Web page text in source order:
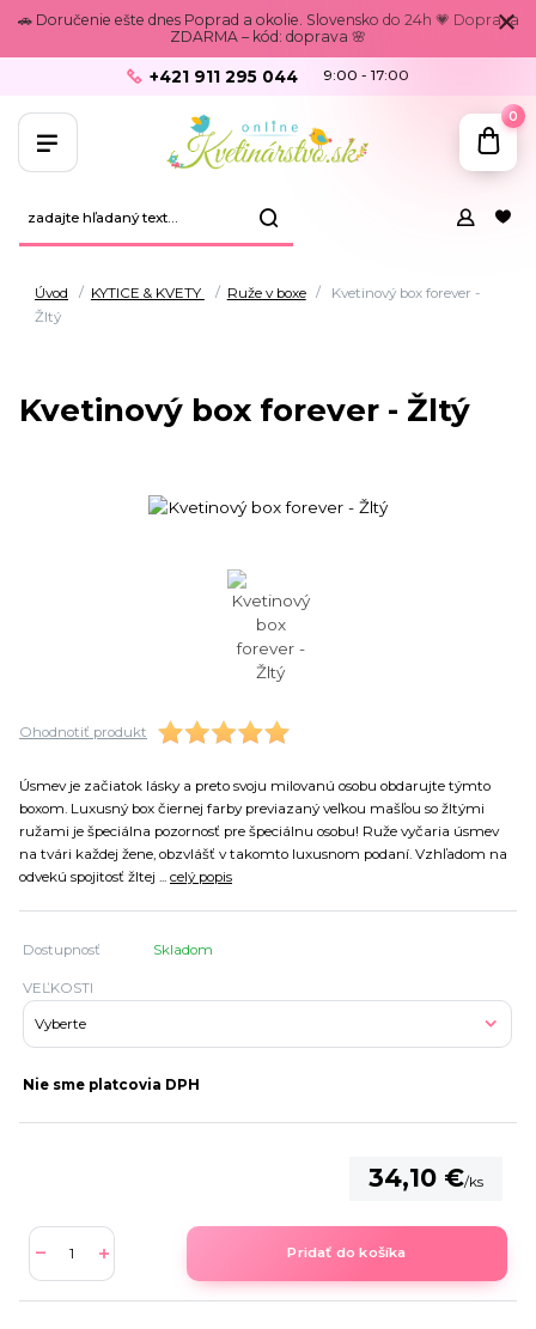
🚗 Doručenie ešte dnes Poprad a okolie. Slovensko do 24h 💗 Doprava
ZDARMA – kód: doprava 🌸
+421 911 295 044 9:00 - 17:00
0
Úvod KYTICE & KVETY Ruže v boxe
Kvetinový box forever -
Žltý
Kvetinový box forever - Žltý
Ohodnotiť produkt
Úsmev je začiatok lásky a preto svoju milovanú osobu obdarujte týmto
boxom. Luxusný box čiernej farby previazaný veľkou mašľou so žltými
ružami je špeciálna pozornosť pre špeciálnu osobu! Ruže vyčaria úsmev
na tvári každej žene, obzvlášť v takomto luxusnom podaní. Vzhľadom na
odvekú spojitosť žltej ... celý popis
Dostupnosť Skladom
VEĽKOSTI
Nie sme platcovia DPH
34,10 €/ks
Pridať do košíka